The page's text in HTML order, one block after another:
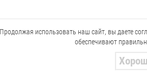
камер и регистраторов производства ЗАО
Продолжая использовать наш сайт, вы даете
обеспечивают